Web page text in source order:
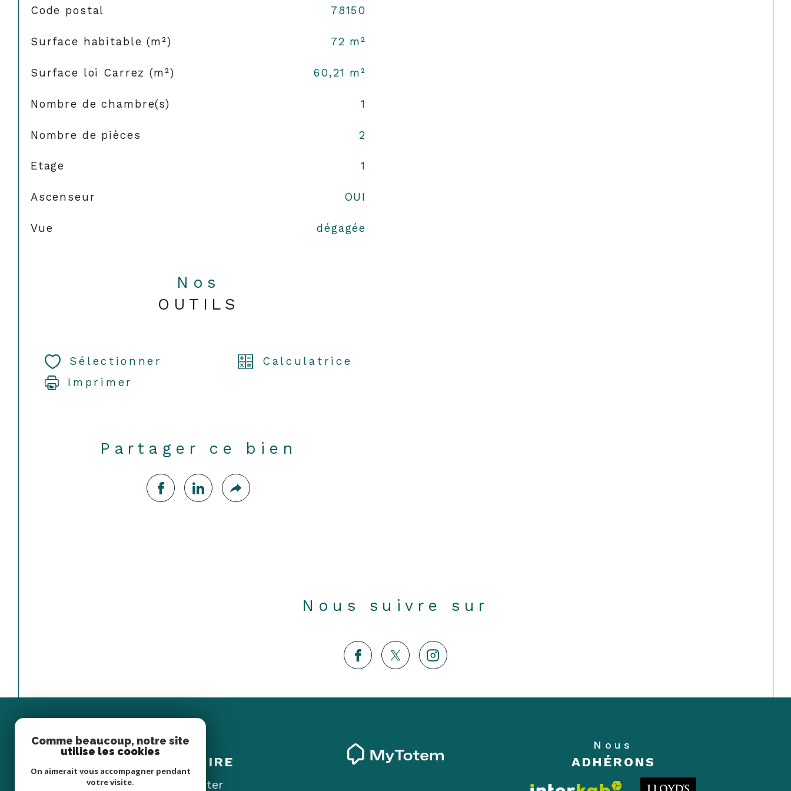
TRAD_SIROCCO_Caracteristique
Code postal 78150
Surface habitable (m²) 72 m²
Surface loi Carrez (m²) 60,21 m²
Nombre de chambre(s) 1
Nombre de pièces 2
Etage 1
Ascenseur OUI
Vue dégagée
Nos
OUTILS
Sélectionner
Calculatrice
Imprimer
Partager ce bien
Nous suivre sur
Espace
PROPRIÉTAIRE
Se connecter
Nous
ADHÉRONS
Comme beaucoup, notre site
utilise les cookies
On aimerait vous accompagner pendant
votre visite.